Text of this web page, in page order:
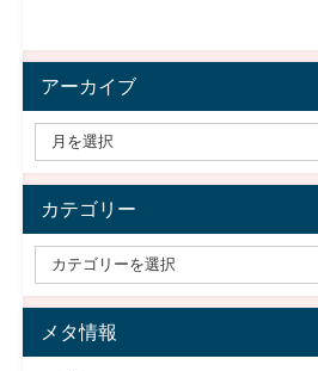
アーカイブ
カテゴリー
メタ情報